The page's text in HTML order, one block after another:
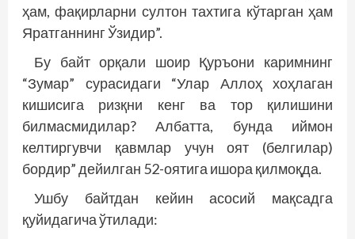
ҳам, фақирларни султон тахтига кўтарган ҳам
Яратганнинг Ўзидир”.
Бу байт орқали шоир Қуръони каримнинг
“Зумар” сурасидаги “Улар Аллоҳ хоҳлаган
кишисига ризқни кенг ва тор қилишини
билмасмидилар? Албатта, бунда иймон
келтиргувчи қавмлар учун оят (белгилар)
бордир” дейилган 52-оятига ишора қилмоқда.
Ушбу байтдан кейин асосий мақсадга
қуйидагича ўтилади: